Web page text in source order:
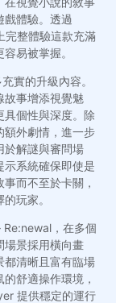
戲體驗。透過
完整體驗這款充滿
易被掌握。
實的升級內容。
故事增添視覺魅
具個性與深度。除
額外劇情，進一步
於解謎與審問場
示系統確保即使是
而不至於卡關，
玩家。
，在多個
場景採用橫向畫
都清晰且富有臨場
舒適操作環境，
提供穩定的運行